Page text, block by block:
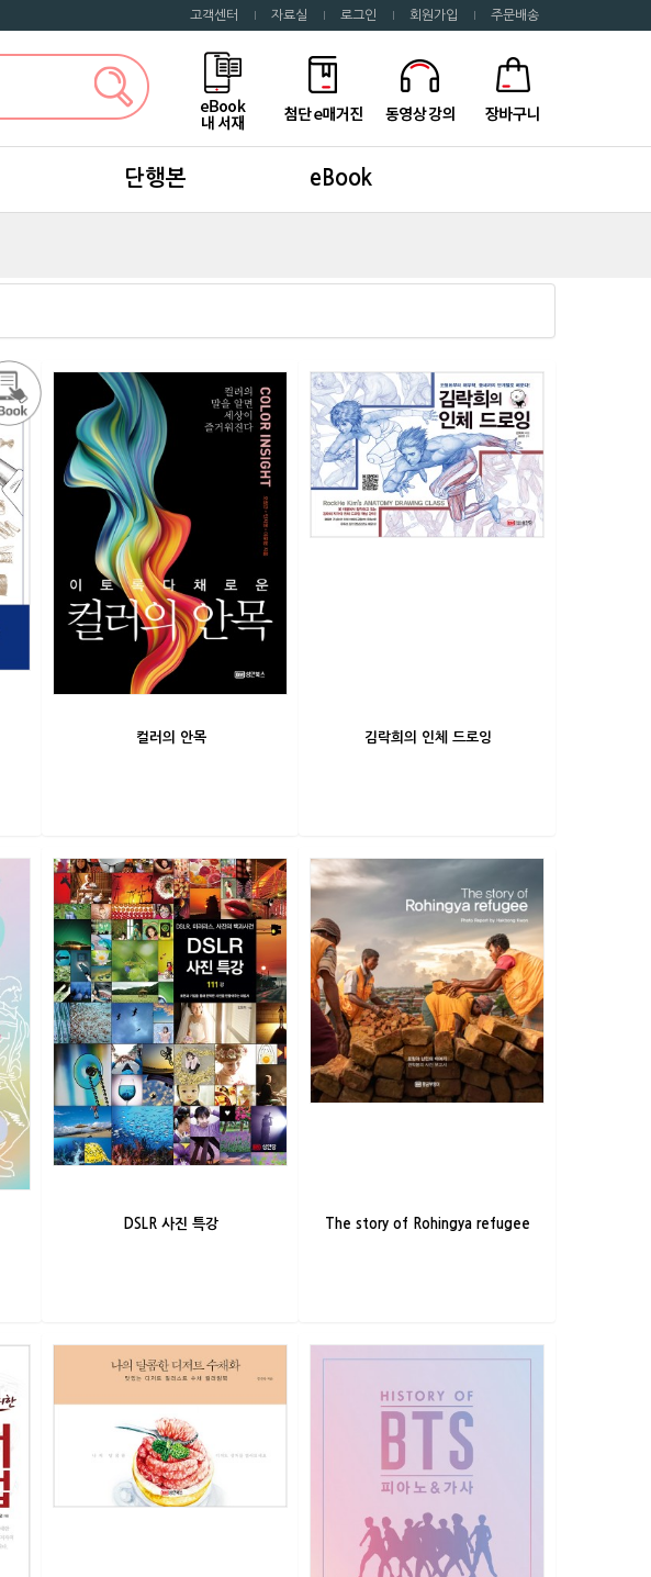
고객센터 자료실 로그인 회원가입 주문배송
단행본 eBook
컬러의 안목 김락희의 인체 드로잉
DSLR 사진 특강 The story of Rohingya refugee